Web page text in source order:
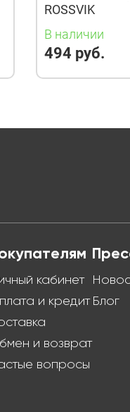
ROSSVIK
В наличии
494 руб.
кабинет
и кредит
и возврат
вопросы
Блог